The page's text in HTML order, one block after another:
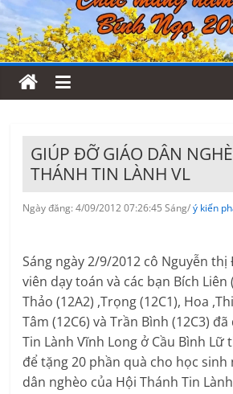
GIÚP ĐỠ GIÁO DÂN
THÁNH TIN LÀNH VL
Ngày đăng: 4/09/2012 07:26:45 Sáng/ý kiến
Sáng ngày 2/9/2012 cô Nguyễn
viên dạy toán và các bạn Bích Liên
Thảo (12A2) ,Trọng (12C1), Hoa
Tâm (12C6) và Trần Bình (12C3)
Tin Lành Vĩnh Long ở Cầu Bình Lữ
để tặng 20 phần quà cho học sinh
dân nghèo của Hội Thánh Tin Lành